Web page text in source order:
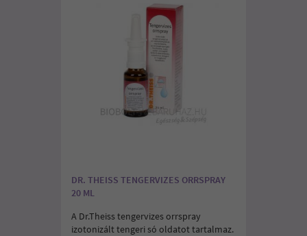
DR. THEISS TENGERVIZES ORRSPRAY
20 ML
A Dr.Theiss tengervizes orrspray
izotonizált tengeri só oldatot tartalmaz.